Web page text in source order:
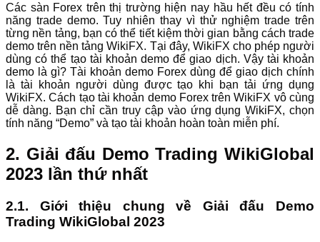
Các sàn Forex trên thị trường hiện nay hầu hết đều có tính
năng trade demo. Tuy nhiên thay vì thử nghiệm trade trên
từng nền tảng, bạn có thể tiết kiệm thời gian bằng cách trade
demo trên nền tảng WikiFX. Tại đây, WikiFX cho phép người
dùng có thể tạo tài khoản demo để giao dịch. Vậy tài khoản
demo là gì? Tài khoản demo Forex dùng để giao dịch chính
là tài khoản người dùng được tạo khi bạn tải ứng dụng
WikiFX. Cách tạo tài khoản demo Forex trên WikiFX vô cùng
dễ dàng. Bạn chỉ cần truy cập vào ứng dụng WikiFX, chọn
tính năng “Demo” và tạo tài khoản hoàn toàn miễn phí.
2. Giải đấu Demo Trading WikiGlobal
2023 lần thứ nhất
2.1. Giới thiệu chung về Giải đấu Demo
Trading WikiGlobal 2023